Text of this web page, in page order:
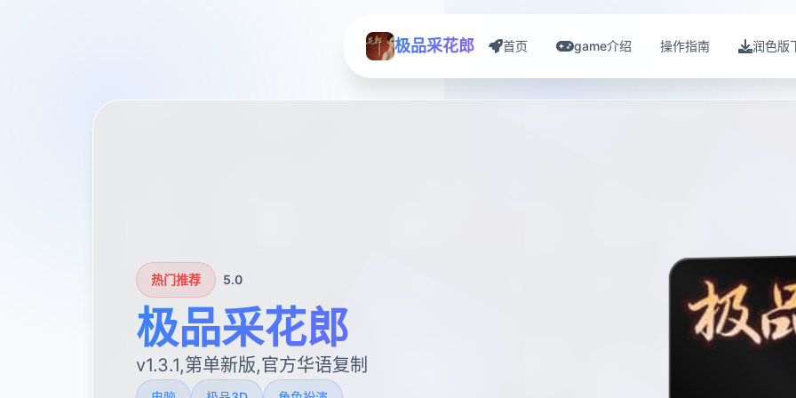
极品采花郎 首页 game介绍 操作指南 润色版
热门推荐 5.0
极品采花郎
v1.3.1,第单新版,官方华语复制